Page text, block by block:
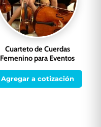
Cuarteto de Cuerdas
Femenino para Eventos
Agregar a cotización